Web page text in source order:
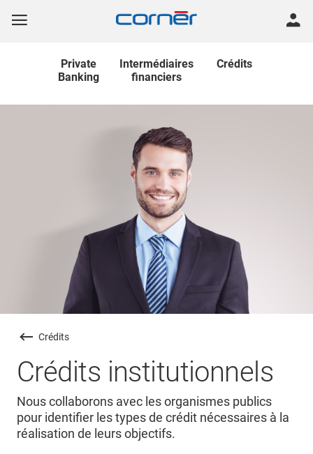
Private
Banking
Intermédiaires
financiers
Crédits
Crédits
Crédits institutionnels
Nous collaborons avec les organismes publics
pour identifier les types de crédit nécessaires à la
réalisation de leurs objectifs.